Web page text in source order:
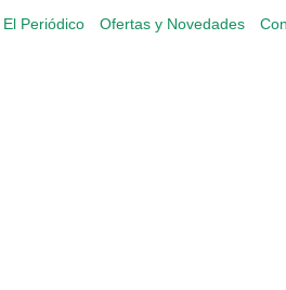
El Periódico Ofertas y Novedades